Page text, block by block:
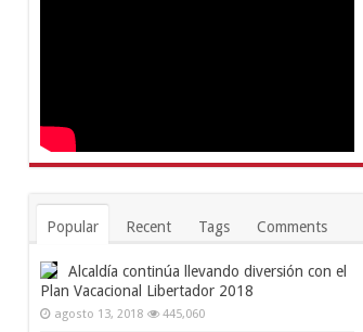
Popular Recent Tags Comments
Alcaldía continúa llevando diversión con el
Plan Vacacional Libertador 2018
agosto 13, 2018 445,060